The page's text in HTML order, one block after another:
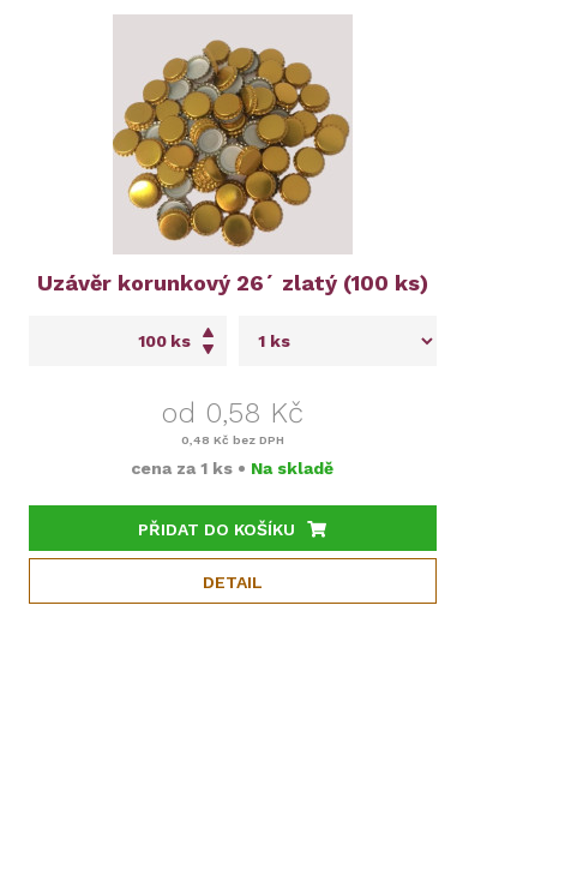
Uzávěr korunkový 26´ zlatý (100 ks)
ks
od 0,58 Kč
0,48 Kč bez DPH
cena za1 ks • Na skladě
PŘIDAT DO KOŠÍKU
DETAIL